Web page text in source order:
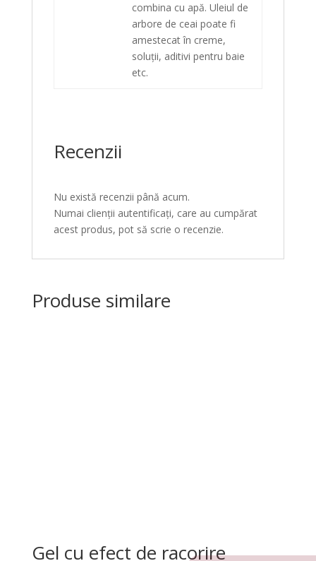
combina cu apă. Uleiul de
arbore de ceai poate fi
amestecat în creme,
soluții, aditivi pentru baie
etc.
Recenzii
Nu există recenzii până acum.
Numai clienții autentificați, care au cumpărat
acest produs, pot să scrie o recenzie.
Produse similare
Gel cu efect de racorire